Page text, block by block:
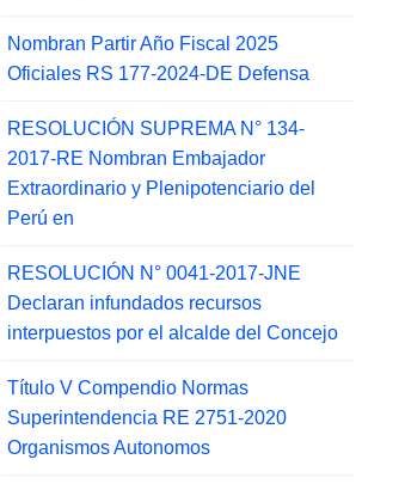
Nombran Partir Año Fiscal 2025
Oficiales RS 177-2024-DE Defensa
RESOLUCIÓN SUPREMA N° 134-
2017-RE Nombran Embajador
Extraordinario y Plenipotenciario del
Perú en
RESOLUCIÓN N° 0041-2017-JNE
Declaran infundados recursos
interpuestos por el alcalde del Concejo
Título V Compendio Normas
Superintendencia RE 2751-2020
Organismos Autonomos